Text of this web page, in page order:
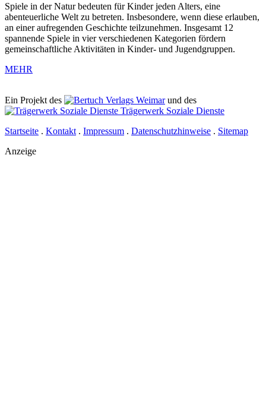
Spiele in der Natur bedeuten für Kinder jeden Alters, eine
abenteuerliche Welt zu betreten. Insbesondere, wenn diese erlauben,
an einer aufregenden Geschichte teilzunehmen. Insgesamt 12
spannende Spiele in vier verschiedenen Kategorien fördern
gemeinschaftliche Aktivitäten in Kinder- und Jugendgruppen.
MEHR
Ein Projekt des Verlags Weimarund des
Trägerwerk Soziale Dienste
Startseite . Kontakt . Impressum . Datenschutzhinweise . Sitemap
Anzeige